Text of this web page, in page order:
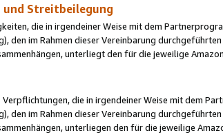
und Streitbeilegung
die in irgendeiner Weise mit dem
den im Rahmen dieser Vereinbarung
unterliegt den für die jeweilige
die in irgendeiner Weise mit dem
den im Rahmen dieser Vereinbarung
unterliegen den für die jeweilige